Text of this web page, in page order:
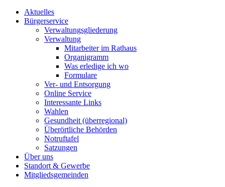
Aktuelles
Bürgerservice
Verwaltungsgliederung
Verwaltung
Mitarbeiter im Rathaus
Organigramm
Was erledige ich wo
Formulare
Ver- und Entsorgung
Online Service
Interessante Links
Wahlen
Gesundheit (überregional)
Überörtliche Behörden
Notruftafel
Satzungen
Über uns
Standort & Gewerbe
Mitgliedsgemeinden